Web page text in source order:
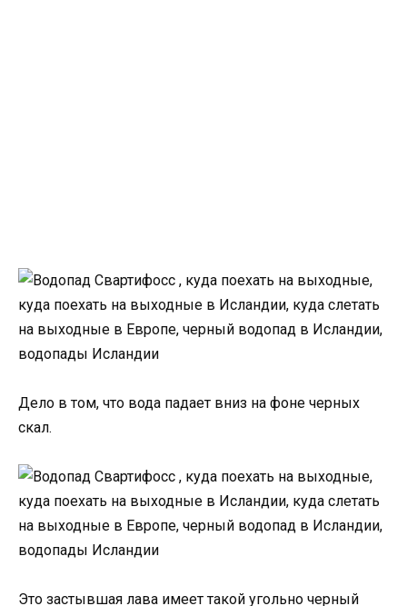
Дело в том, что вода падает вниз на фоне черных
скал.
Это застывшая лава имеет такой угольно черный